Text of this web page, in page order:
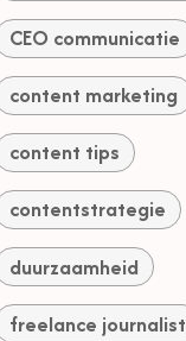
CEO communicatie
content marketing
content tips
contentstrategie
duurzaamheid
freelance journalist